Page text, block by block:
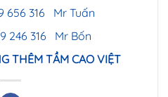
656 316 Mr Tuấn
246 316 Mr Bốn
THÊM TẦM CAO VIỆT